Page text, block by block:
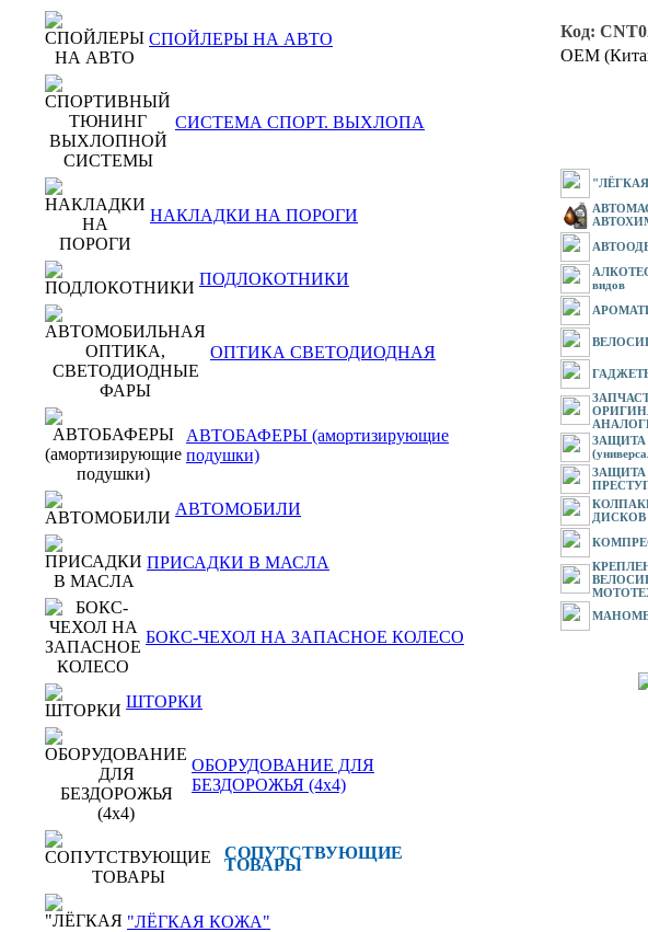
СПОЙЛЕРЫ НА АВТО
СИСТЕМА СПОРТ. ВЫХЛОПА
НАКЛАДКИ НА ПОРОГИ
ПОДЛОКОТНИКИ
ОПТИКА СВЕТОДИОДНАЯ
АВТОБАФЕРЫ (амортизирующие
подушки)
АВТОМОБИЛИ
ПРИСАДКИ В МАСЛА
БОКС-ЧЕХОЛ НА ЗАПАСНОЕ КОЛЕСО
ШТОРКИ
ОБОРУДОВАНИЕ ДЛЯ
БЕЗДОРОЖЬЯ (4x4)
СОПУТСТВУЮЩИЕ
ТОВАРЫ
"ЛЁГКАЯ КОЖА"
Код:
OEM
видов
ЗАЩИТА
ЗАЩИТА
ДИСКОВ